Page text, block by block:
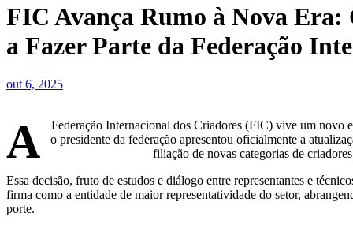
FIC Avança Rumo à Nova Era:
a Fazer Parte da Federação
out 6, 2025
A
Federação Internacional dos Criadores (FIC) vive um novo
o presidente da federação apresentou oficialmente a
filiação de novas categorias de
Essa decisão, fruto de estudos e diálogo entre representantes e
firma como a entidade de maior representatividade do setor,
porte.